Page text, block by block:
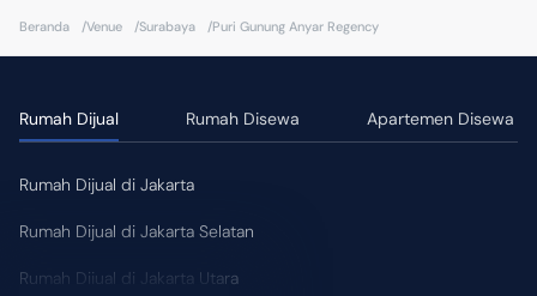
• Toiletries
Beranda /Venue /Surabaya /Puri Gunung Anyar Regency
Rumah Dijual Rumah Disewa Apartemen Disewa
Rumah Dijual di Jakarta
Rumah Dijual di Jakarta Selatan
Rumah Dijual di Jakarta Utara